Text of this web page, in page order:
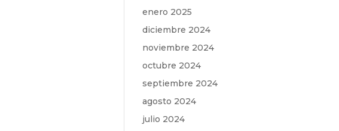
enero 2025
diciembre 2024
noviembre 2024
octubre 2024
septiembre 2024
agosto 2024
julio 2024